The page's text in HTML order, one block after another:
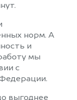
норм. А
и
мы
с
выгоднее